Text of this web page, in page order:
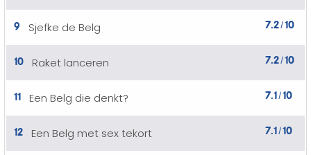
9 Sjefke de Belg 7.2/10
10 Raket lanceren 7.2/10
11 Een Belg die denkt? 7.1/10
12 Een Belg met sex tekort 7.1/10